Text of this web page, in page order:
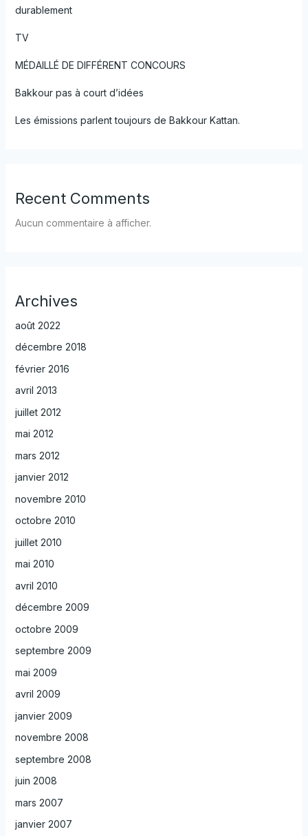
durablement
TV
MÉDAILLÉ DE DIFFÉRENT CONCOURS
Bakkour pas à court d’idées
Les émissions parlent toujours de Bakkour Kattan.
Recent Comments
Aucun commentaire à afficher.
Archives
août 2022
décembre 2018
février 2016
avril 2013
juillet 2012
mai 2012
mars 2012
janvier 2012
novembre 2010
octobre 2010
juillet 2010
mai 2010
avril 2010
décembre 2009
octobre 2009
septembre 2009
mai 2009
avril 2009
janvier 2009
novembre 2008
septembre 2008
juin 2008
mars 2007
janvier 2007